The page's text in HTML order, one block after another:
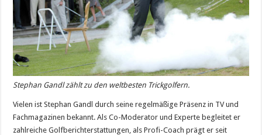
Stephan Gandl zählt zu den weltbesten Trickgolfern.
Vielen ist Stephan Gandl durch seine regelmäßige Präsenz in TV und
Fachmagazinen bekannt. Als Co-Moderator und Experte begleitet er
zahlreiche Golfberichterstattungen, als Profi-Coach prägt er seit